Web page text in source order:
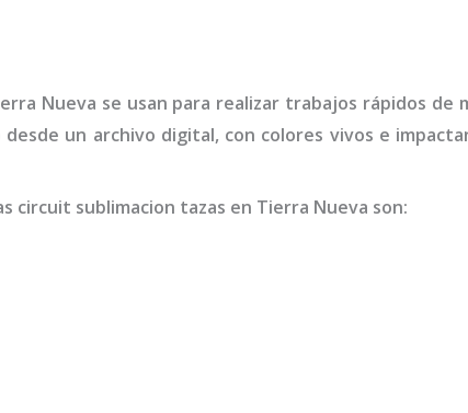
Nueva se usan para realizar trabajos rápidos de
un archivo digital, con colores vivos e
circuit sublimacion tazas en Tierra Nueva son: